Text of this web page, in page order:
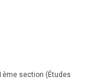
section (Études